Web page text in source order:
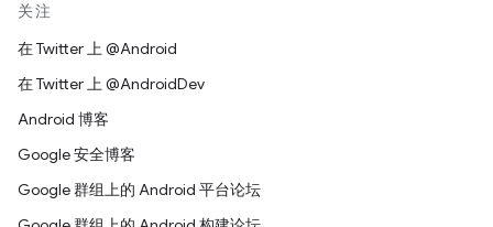
关注
在 Twitter 上 @Android
在 Twitter 上 @AndroidDev
Android 博客
Google 安全博客
Google 群组上的 Android 平台论坛